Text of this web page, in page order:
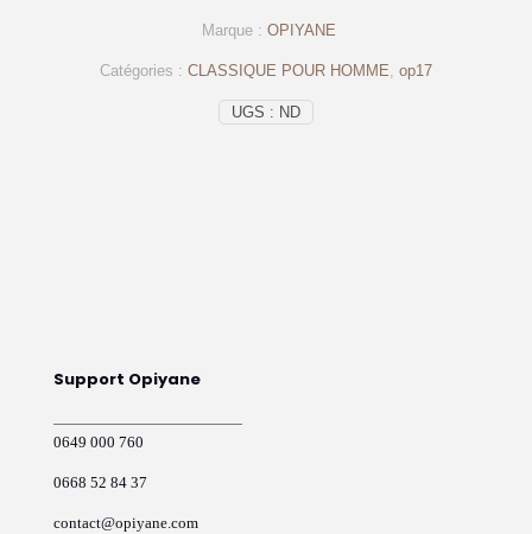
UGS : ND
Catégories : CLASSIQUE POUR HOMME op17
Marque : OPIYANE
Support Opiyane
0649 000 760
0668 52 84 37
contact@opiyane.com